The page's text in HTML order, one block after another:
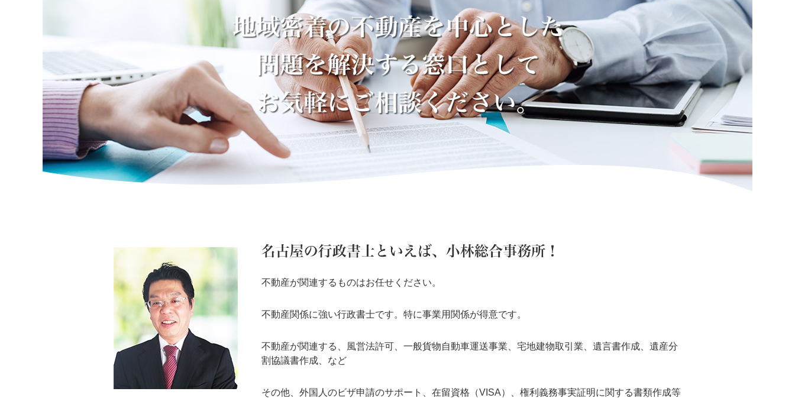
不動産が関連するものはお任せください。
不動産関係に強い行政書士です。特に事業用関係が得意です。
不動産が関連する、風営法許可、一般貨物自動車運送事業、宅地建物取引業、遺言書作成、遺産分
割協議書作成、など
その他、外国人のビザ申請のサポート、在留資格（VISA）、権利義務事実証明に関する書類作成等